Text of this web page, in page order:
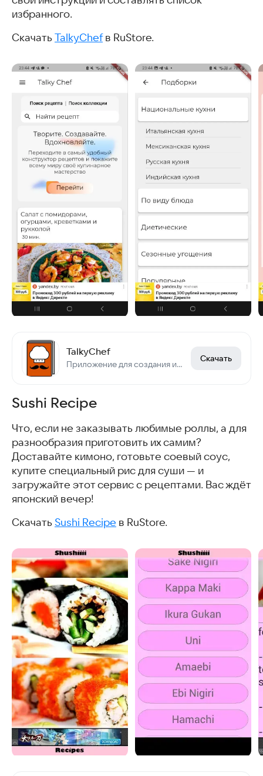
избранного.
Скачать TalkyChefв RuStore.
TalkyChef
Приложение для создания и просмотров рецептов
Скачать
Sushi Recipe
Что, если не заказывать любимые роллы, а для
разнообразия приготовить их самим?
Доставайте кимоно, готовьте соевый соус,
купите специальный рис для суши — и
загружайте этот сервис с рецептами. Вас ждёт
японский вечер!
Скачать Sushi Recipe в RuStore.